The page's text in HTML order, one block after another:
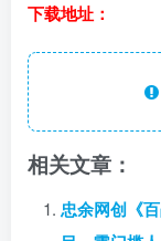
下载地址：
相关文章：
忠余网创《